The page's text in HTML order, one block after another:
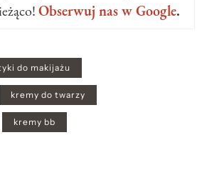
Obserwuj nas w Google.
do makijażu
kremy do twarzy
kremy bb